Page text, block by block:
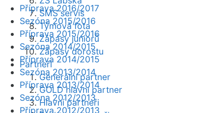
SMS servis
Týmová fota
Zápasy juniorů
Zápasy dorostu
Partneři
Generální partner
GOLD hlavní partner
Hlavní partneři
Příprava 2016/2017
Sezóna 2015/2016
Příprava 2015/2016
Sezóna 2014/2015
Příprava 2014/2015
Sezóna 2013/2014
Příprava 2013/2014
Sezóna 2012/2013
Příprava 2012/2013